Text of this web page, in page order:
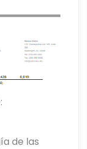
de las